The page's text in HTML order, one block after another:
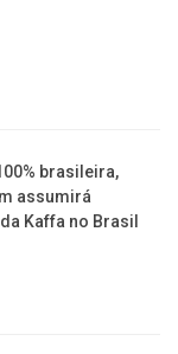
brasileira,
assumirá
Kaffa no Brasil